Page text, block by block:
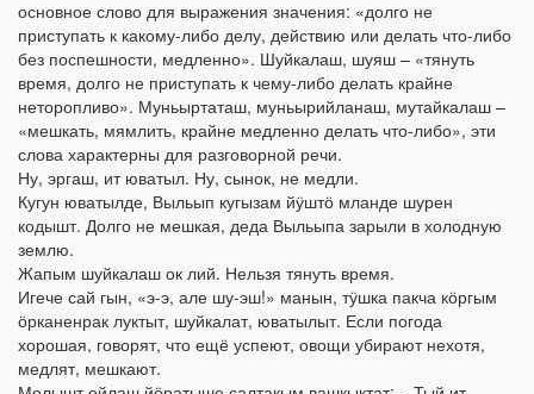
основное слово для выражения значения: «долго не
приступать к какому-либо делу, действию или делать что-либо
без поспешности, медленно». Шуйкалаш, шуяш – «тянуть
время, долго не приступать к чему-либо делать крайне
неторопливо». Муньыртаташ, муньырийланаш, мутайкалаш –
«мешкать, мямлить, крайне медленно делать что-либо», эти
слова характерны для разговорной речи.
Ну, эргаш, ит юватыл. Ну, сынок, не медли.
Кугун юватылде, Выльып кугызам йӱштӧ мланде шурен
кодышт. Долго не мешкая, деда Выльыпа зарыли в холодную
землю.
Жапым шуйкалаш ок лий. Нельзя тянуть время.
Игече сай гын, «э-э, але шу-эш!» манын, тӱшка пакча кӧргым
ӧрканенрак луктыт, шуйкалат, юватылыт. Если погода
хорошая, говорят, что ещё успеют, овощи убирают нехотя,
медлят, мешкают.